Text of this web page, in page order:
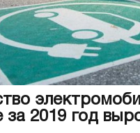
за 2019 год